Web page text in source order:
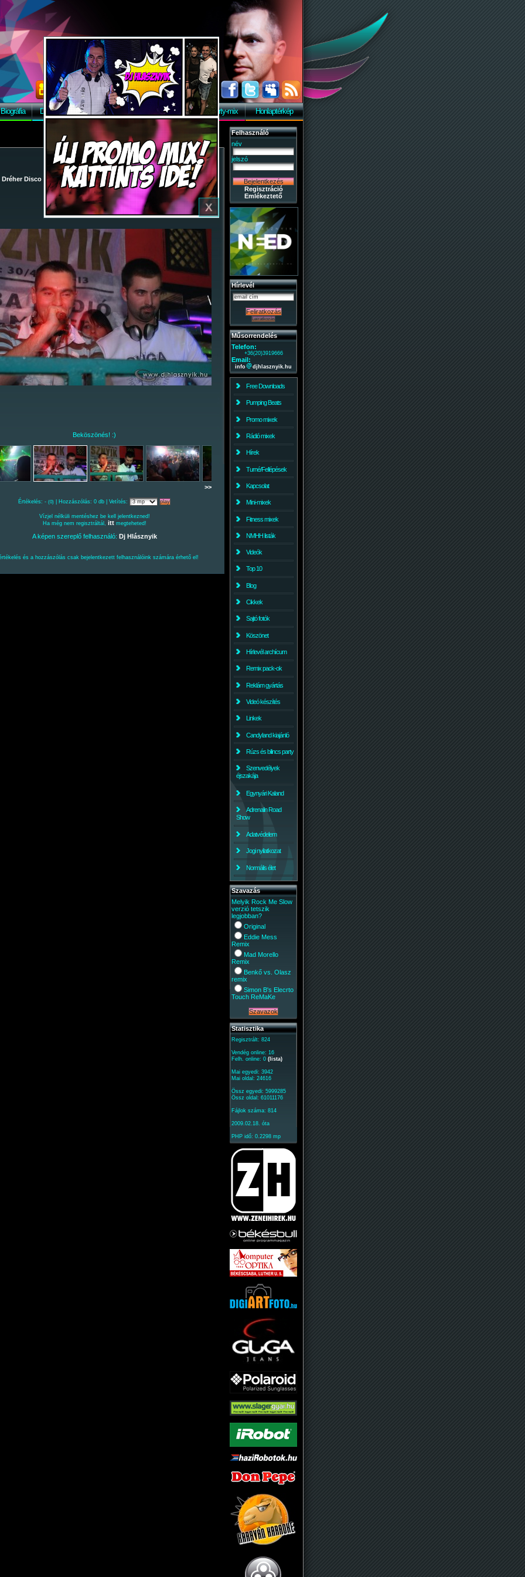
X
Biográfia Discográfia Képek Letöltés Vendégkönyv Party-mix Honlaptérkép
Dréher Disco 2009-12-12 - Party-mix Night Tour 2009. / 60
Beköszönés! :)
>>
Értékelés: - (0) | Hozzászólás: 0 db | Vetítés:
Vízjel nélküli mentéshez be kell jelentkezned!
Ha még nem regisztráltál, ittmegteheted!
A képen szereplő felhasználó: Dj Hlásznyik
és a hozzászólás csak bejelentkezett felhasználóink számára érhető el!
Felhasználó
név
jelszó
Regisztráció
Emlékeztető
Hírlevél
Műsorrendelés
Telefon:
+36(20)3919666
Email:
info djhlasznyik.hu
Free Downloads
Pumping Beats
Promo mixek
Rádió mixek
Hírek
Turné/Fellépések
Kapcsolat
Mini-mixek
Fitness mixek
NMHH listák
Videók
Top 10
Blog
Cikkek
Sajtó fotók
Köszönet
Hírlevél archícum
Remix pack-ok
Reklám gyártás
Videó készítés
Linkek
Candyland kiajánló
Rúzs és bilincs party
Szenvedélyek
éjszakája
Egynyári Kaland
Adrenalin Road
Show
Adatvédelem
Jogi nyilatkozat
Normális élet
Szavazás
Melyik Rock Me Slow
verzió tetszik
legjobban?
Original
Eddie Mess
Remix
Mad Morello
Remix
Benkő vs. Olasz
remix
Simon B's Elecrto
Touch ReMaKe
Statisztika
Regisztrált: 824
Vendég online: 16
Felh. online: 0 (lista)
Mai egyedi: 3942
Mai oldal: 24616
Össz egyedi: 5999285
Össz oldal: 61011176
Fájlok száma: 814
2009.02.18. óta
PHP idő: 0.2298 mp